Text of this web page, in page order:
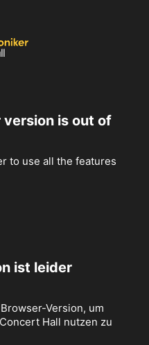
version is out of
to use all the features
ist leider
Version, um
Hall nutzen zu